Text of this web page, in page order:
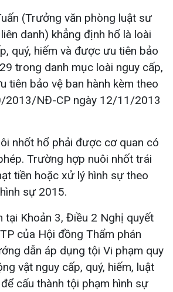
(Trưởng văn phòng luật sư
danh) khẳng định hổ là loài
quý, hiếm và được ưu tiên bảo
trong danh mục loài nguy cấp,
tiên bảo vệ ban hành kèm theo
2013/NĐ-CP ngày 12/11/2013
nhốt hổ phải được cơ quan có
Trường hợp nuôi nhốt trái
tiền hoặc xử lý hình sự theo
sự 2015.
tại Khoản 3, Điều 2 Nghị quyết
của Hội đồng Thẩm phán
dẫn áp dụng tội Vi phạm quy
vật nguy cấp, quý, hiếm, luật
cấu thành tội phạm hình sự